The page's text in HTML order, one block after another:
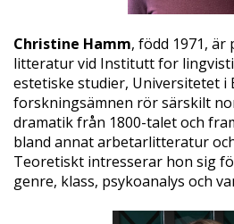
Christine Hamm, född 1971,
litteratur vid Institutt for
estetiske studier, Universitetet i
forskningsämnen rör särskilt
dramatik från 1800-talet och
bland annat arbetarlitteratur
Teoretiskt intresserar hon sig
genre, klass, psykoanalys och